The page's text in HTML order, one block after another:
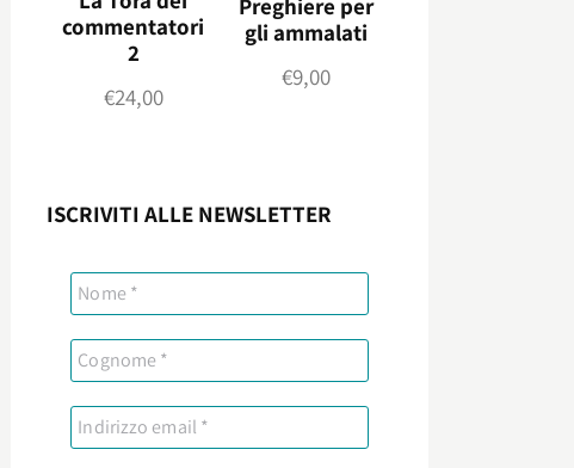
commentatori
2
€24,00
gli ammalati
€9,00
ISCRIVITI ALLE NEWSLETTER